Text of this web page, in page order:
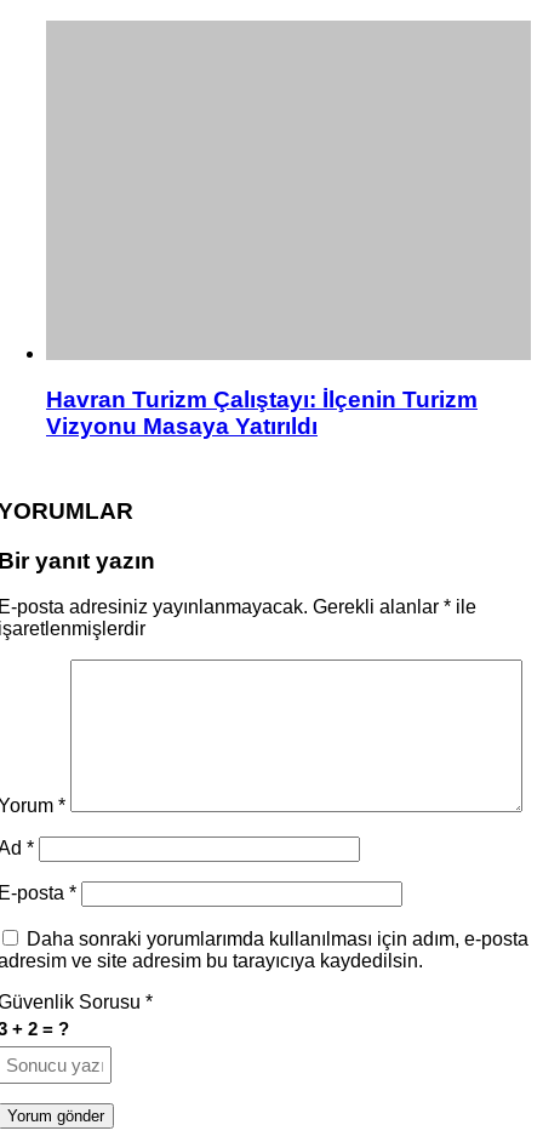
Havran Turizm Çalıştayı: İlçenin Turizm
Vizyonu Masaya Yatırıldı
yanıt yazın
posta adresiniz yayınlanmayacak. Gerekli alanlar * ile
*
*
posta *
Daha sonraki yorumlarımda kullanılması için adım, e-posta
ve site adresim bu tarayıcıya kaydedilsin.
Sorusu *
+ 2 = ?